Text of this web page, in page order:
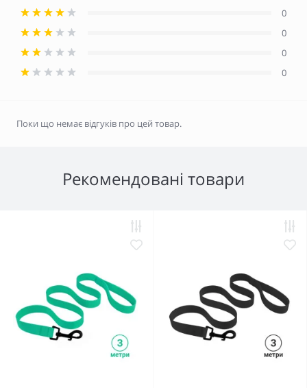
0
0
0
0
Поки що немає відгуків про цей товар.
Рекомендовані товари